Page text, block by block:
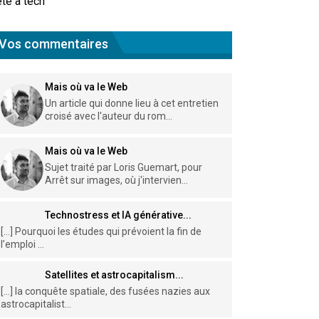
commentaires
Mais où va le Web
Un article qui donne lieu à cet entretien
croisé avec l'auteur du rom...
Mais où va le Web
Sujet traité par Loris Guemart, pour
Arrêt sur images, où j'intervien...
Technostress et IA générative...
[…] Pourquoi les études qui prévoient la fin de
l’emploi ...
Satellites et astrocapitalism...
[…] la conquête spatiale, des fusées nazies aux
astrocapitalist...